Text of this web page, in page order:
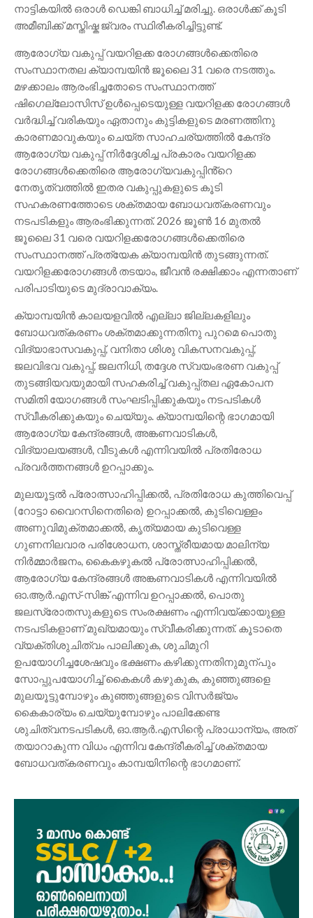
നാട്ടികയിൽ ഒരാൾ ഡെങ്കി ബാധിച്ച് മരിച്ചു. ഒരാൾക്ക് കൂടി
അമീബിക്ക് മസ്തിഷ്ക ജ്വരം സ്ഥിരീകരിച്ചിട്ടുണ്ട്.
ആരോഗ്യ വകുപ്പ് വയറിളക്ക രോഗങ്ങൾക്കെതിരെ
സംസ്ഥാനതല ക്യാമ്പയിൻ ജൂലൈ 31 വരെ നടത്തും.
മഴക്കാലം ആരംഭിച്ചതോടെ സംസ്ഥാനത്ത്
ഷിഗെല്ലോസിസ് ഉൾപ്പെടെയുള്ള വയറിളക്ക രോഗങ്ങൾ
വർദ്ധിച്ച് വരികയും ഏതാനും കുട്ടികളുടെ മരണത്തിനു
കാരണമാവുകയും ചെയ്ത സാഹചര്യത്തിൽ കേന്ദ്ര
ആരോഗ്യ വകുപ്പ് നിർദ്ദേശിച്ച പ്രകാരം വയറിളക്ക
രോഗങ്ങൾക്കെതിരെ ആരോഗ്യവകുപ്പിൻ്റെ
നേതൃത്വത്തിൽ ഇതര വകുപ്പുകളുടെ കൂടി
സഹകരണത്തോടെ ശക്തമായ ബോധവത്കരണവും
നടപടികളും ആരംഭിക്കുന്നത്. 2026 ജൂൺ 16 മുതൽ
ജൂലൈ 31 വരെ വയറിളക്കരോഗങ്ങൾക്കെതിരെ
സംസ്ഥാനത്ത് പ്രത്യേക ക്യാമ്പയിൻ തുടങ്ങുന്നത്.
വയറിളക്കരോഗങ്ങൾ തടയാം, ജീവൻ രക്ഷിക്കാം എന്നതാണ്
പരിപാടിയുടെ മുദ്രാവാക്യം.
ക്യാമ്പയിൻ കാലയളവിൽ എല്ലാ ജില്ലകളിലും
ബോധവത്കരണം ശക്തമാക്കുന്നതിനു പുറമെ പൊതു
വിദ്യാഭാസവകുപ്പ്, വനിതാ ശിശു വികസനവകുപ്പ്,
ജലവിഭവ വകുപ്പ്, ജലനിധി, തദ്ദേശ സ്വയംഭരണ വകുപ്പ്
തുടങ്ങിയവയുമായി സഹകരിച്ച് വകുപ്പ്തല ഏകോപന
സമിതി യോഗങ്ങൾ സംഘടിപ്പിക്കുകയും നടപടികൾ
സ്വീകരിക്കുകയും ചെയ്യും. ക്യാമ്പയിന്റെ ഭാഗമായി
ആരോഗ്യ കേന്ദ്രങ്ങൾ, അങ്കണവാടികൾ,
വിദ്യാലയങ്ങൾ, വീടുകൾ എന്നിവയിൽ പ്രതിരോധ
പ്രവർത്തനങ്ങൾ ഉറപ്പാക്കും.
മുലയൂട്ടൽ പ്രോത്സാഹിപ്പിക്കൽ, പ്രതിരോധ കുത്തിവെപ്പ്
(റോട്ടാ വൈറസിനെതിരെ) ഉറപ്പാക്കൽ, കുടിവെള്ളം
അണുവിമുക്തമാക്കൽ, കൃത്യമായ കുടിവെള്ള
ഗുണനിലവാര പരിശോധന, ശാസ്ത്രീയമായ മാലിന്യ
നിർമ്മാർജനം, കൈകഴുകൽ പ്രോത്സാഹിപ്പിക്കൽ,
ആരോഗ്യ കേന്ദ്രങ്ങൾ അങ്കണവാടികൾ എന്നിവയിൽ
ഓ.ആർ.എസ്-സിങ്ക് എന്നിവ ഉറപ്പാക്കൽ, പൊതു
ജലസ്രോതസുകളുടെ സംരക്ഷണം എന്നിവയ്ക്കായുള്ള
നടപടികളാണ് മുഖ്യമായും സ്വീകരിക്കുന്നത്. കൂടാതെ
വ്യക്തിശുചിത്വം പാലിക്കുക, ശുചിമുറി
ഉപയോഗിച്ചശേഷവും ഭക്ഷണം കഴിക്കുന്നതിനുമുന്പും
സോപ്പുപയോഗിച്ച് കൈകൾ കഴുകുക, കുഞ്ഞുങ്ങളെ
മുലയൂട്ടുമ്പോഴും കുഞ്ഞുങ്ങളുടെ വിസർജ്യം
കൈകാര്യം ചെയ്യുമ്പോഴും പാലിക്കേണ്ട
ശുചിത്വനടപടികൾ, ഓ.ആർ.എസിന്റെ പ്രാധാന്യം, അത്
തയാറാകുന്ന വിധം എന്നിവ കേന്ദ്രീകരിച്ച് ശക്തമായ
ബോധവത്കരണവും കാമ്പയിനിന്റെ ഭാഗമാണ്.